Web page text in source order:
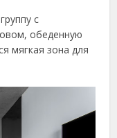
с
обеденную
мягкая зона для